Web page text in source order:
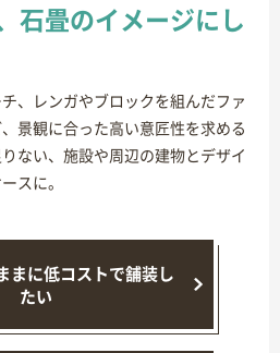
石畳のイメージにし
、レンガやブロックを組んだファ
景観に合った高い意匠性を求める
ない、施設や周辺の建物とデザイ
スに。
まに低コストで舗装し
たい